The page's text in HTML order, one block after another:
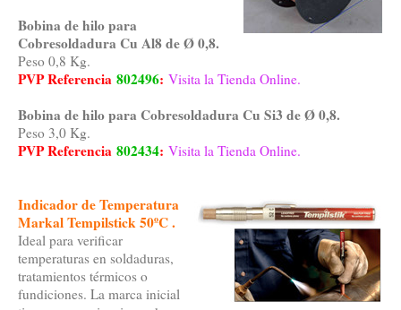
Bobina de hilo para
Cobresoldadura Cu Al8 de Ø 0,8.
Peso 0,8 Kg.
PVP Referencia 802496: Visita la Tienda Online.
Bobina de hilo para Cobresoldadura Cu Si3 de Ø 0,8.
Peso 3,0 Kg.
PVP Referencia 802434: Visita la Tienda Online.
Indicador de Temperatura
Markal Tempilstick 50ºC .
Ideal para verificar
temperaturas en soldaduras,
tratamientos térmicos o
fundiciones. La marca inicial